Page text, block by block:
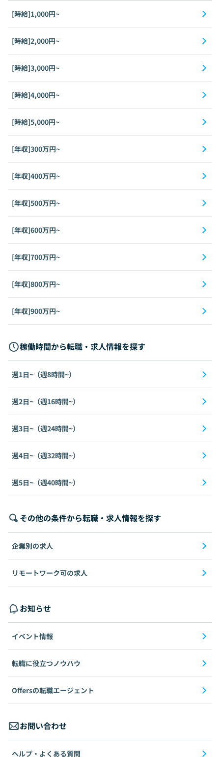
[時給]1,000円~
[時給]2,000円~
[時給]3,000円~
[時給]4,000円~
[時給]5,000円~
[年収]300万円~
[年収]400万円~
[年収]500万円~
[年収]600万円~
[年収]700万円~
[年収]800万円~
[年収]900万円~
稼働時間から転職・求人情報を探す
週1日~（週8時間~）
週2日~（週16時間~）
週3日~（週24時間~）
週4日~（週32時間~）
週5日~（週40時間~）
その他の条件から転職・求人情報を探す
企業別の求人
リモートワーク可の求人
お知らせ
イベント情報
転職に役立つノウハウ
Offersの転職エージェント
お問い合わせ
ヘルプ・よくある質問